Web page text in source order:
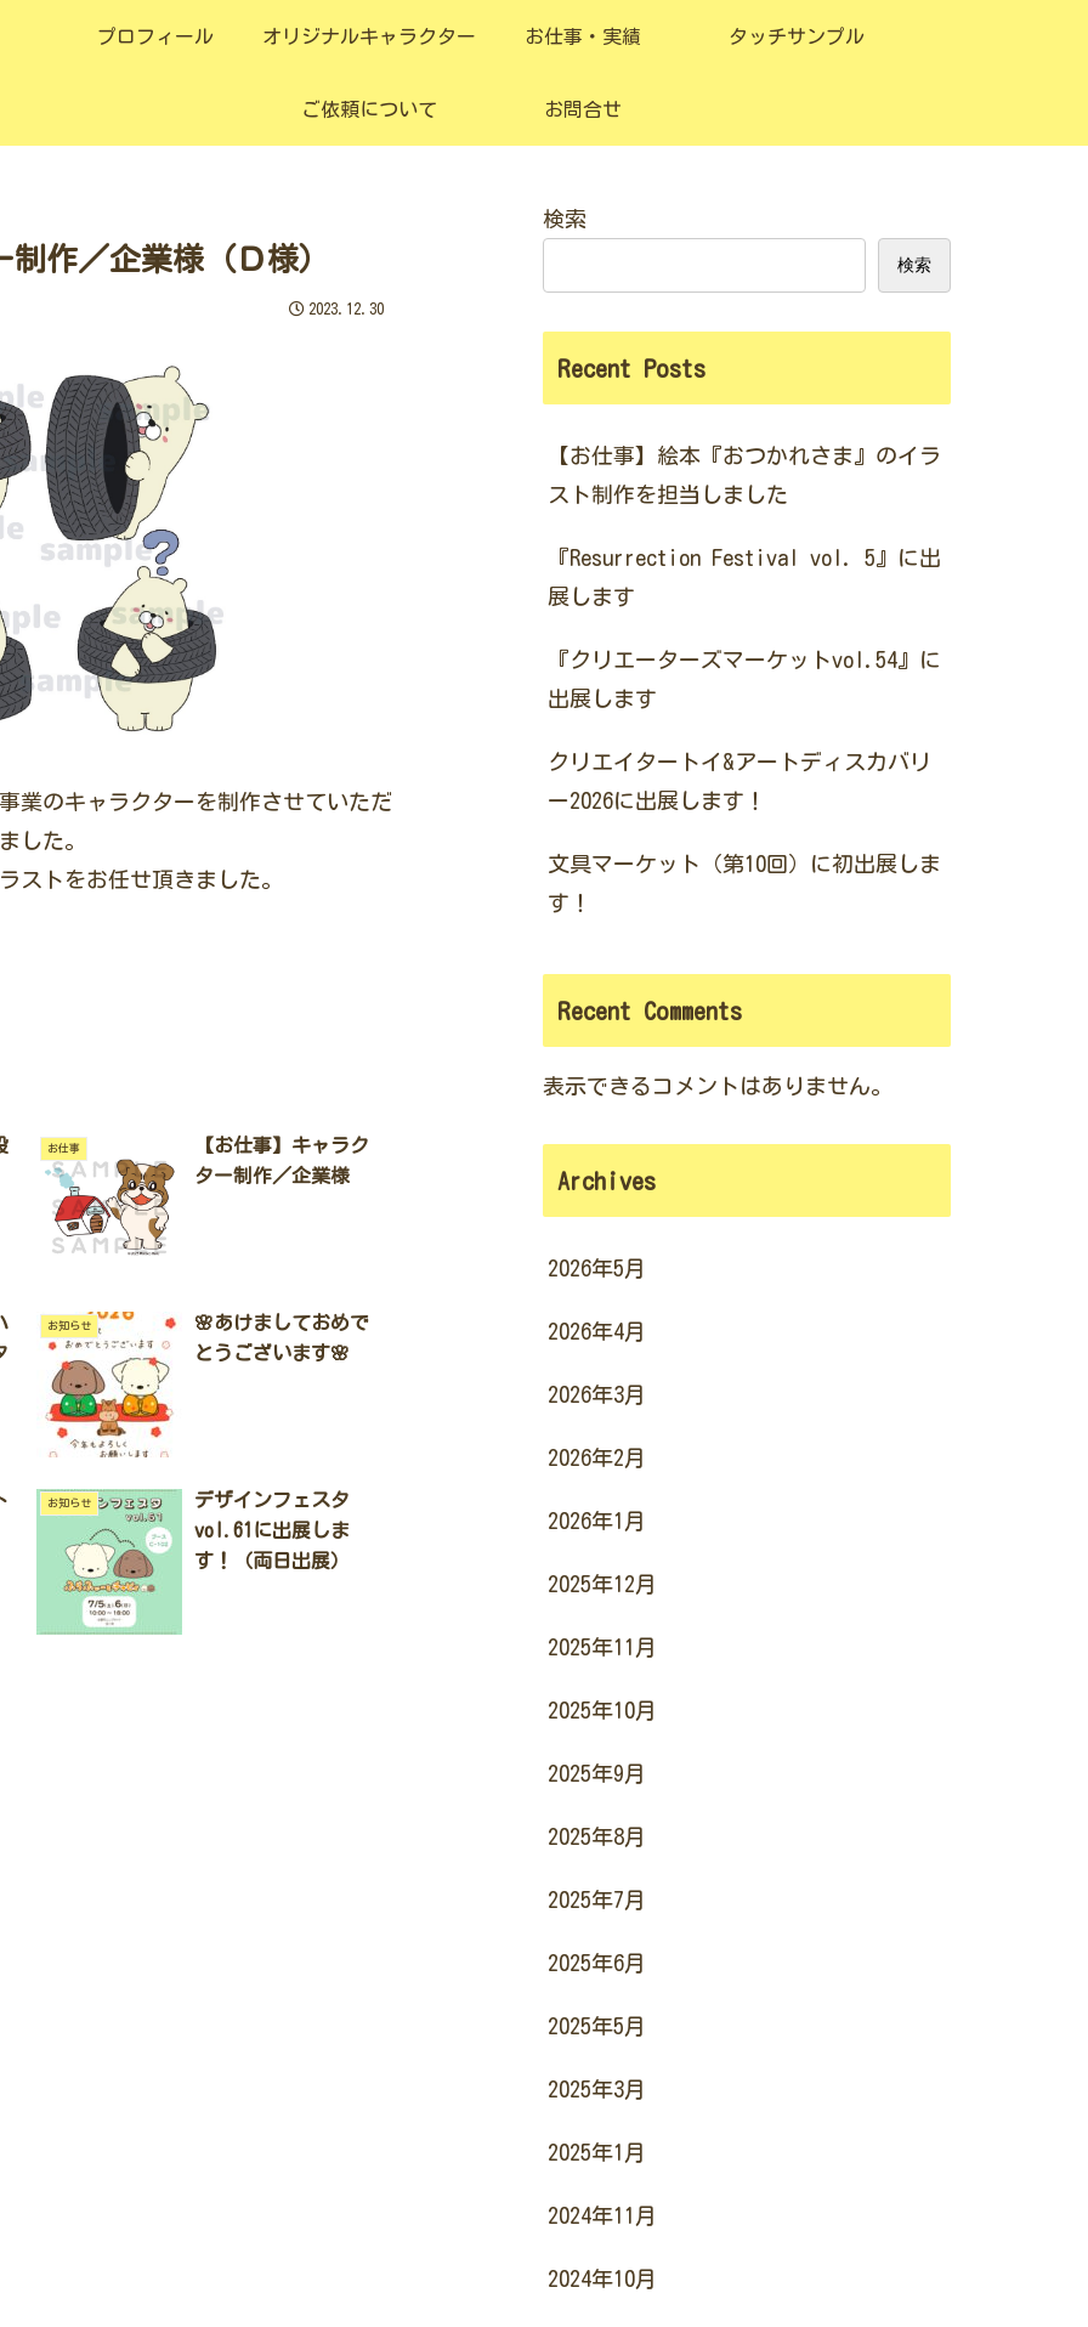
プロフィール オリジナルキャラクター お仕事・実績 タッチサンプル
ご依頼について お問合せ
制作／企業様（Ｄ様）
2023.12.30
業のキャラクターを制作させていただ
した。
ストをお任せ頂きました。
お仕事
【お仕事】キャラク
ター制作／企業様
お知らせ
🌸あけましておめで
とうございます🌸
お知らせ
デザインフェスタ
vol.61に出展しま
す！（両日出展）
検索
検索
Recent Posts
【お仕事】絵本『おつかれさま』のイラ
スト制作を担当しました
『Resurrection Festival vol. 5』に出
展します
『クリエーターズマーケットvol.54』に
出展します
クリエイタートイ&アートディスカバリ
ー2026に出展します！
文具マーケット（第10回）に初出展しま
す！
Recent Comments
表示できるコメントはありません。
Archives
2026年5月
2026年4月
2026年3月
2026年2月
2026年1月
2025年12月
2025年11月
2025年10月
2025年9月
2025年8月
2025年7月
2025年6月
2025年5月
2025年3月
2025年1月
2024年11月
2024年10月